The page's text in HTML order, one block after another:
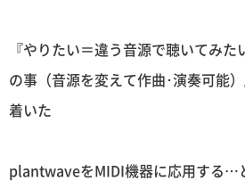
『やりたい＝違う音源で聴いてみ
の事（音源を変えて作曲･演奏可能
着いた
plantwaveをMIDI機器に応用する…